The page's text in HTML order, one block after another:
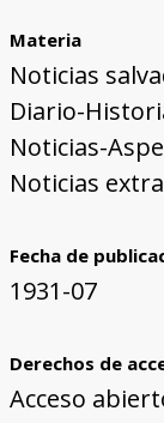
Materia
Noticias
Diario-
Noticias-
Noticias
Fecha de
1931-07
Derechos de
Acceso